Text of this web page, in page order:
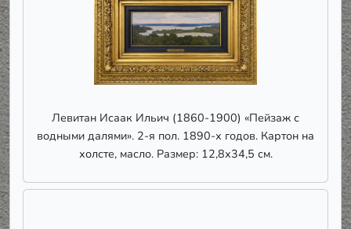
Левитан Исаак Ильич (1860-1900) «Пейзаж с
водными далями». 2-я пол. 1890-х годов. Картон на
холсте, масло. Размер: 12,8х34,5 см.